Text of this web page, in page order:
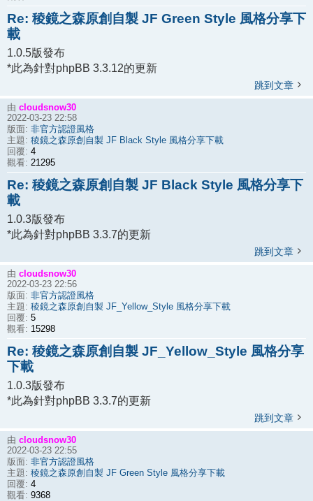
Re: 稜鏡之森原創自製 JF Green Style 風格分享下
載
1.0.5版發布
*此為針對phpBB 3.3.12的更新
跳到文章
由 cloudsnow30
2022-03-23 22:58
版面: 非官方認證風格
主題: 稜鏡之森原創自製 JF Black Style 風格分享下載
回覆: 4
觀看: 21295
Re: 稜鏡之森原創自製 JF Black Style 風格分享下
載
1.0.3版發布
*此為針對phpBB 3.3.7的更新
跳到文章
由 cloudsnow30
2022-03-23 22:56
版面: 非官方認證風格
主題: 稜鏡之森原創自製 JF_Yellow_Style 風格分享下載
回覆: 5
觀看: 15298
Re: 稜鏡之森原創自製 JF_Yellow_Style 風格分享
下載
1.0.3版發布
*此為針對phpBB 3.3.7的更新
跳到文章
由 cloudsnow30
2022-03-23 22:55
版面: 非官方認證風格
主題: 稜鏡之森原創自製 JF Green Style 風格分享下載
回覆: 4
觀看: 9368